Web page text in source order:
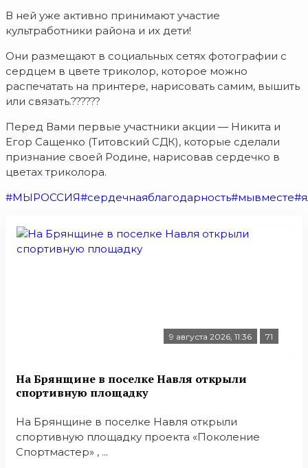
В ней уже активно принимают участие
культработники района и их дети!
Они размещают в социальных сетях фотографии с
сердцем в цвете триколор, которое можно
распечатать на принтере, нарисовать самим, вышить
или связать.??????
Перед Вами первые участники акции — Никита и
Егор Сащенко (Титовский СДК), которые сделали
признание своей Родине, нарисовав сердечко в
цветах триколора.
#МЫРОССИЯ#сердечнаяблагодарность#мывместе
9 августа 2026, 11:36 71
На Брянщине в поселке Навля открыли
спортивную площадку
На Брянщине в поселке Навля открыли
спортивную площадку проекта «Поколение
Спортмастер» , ...